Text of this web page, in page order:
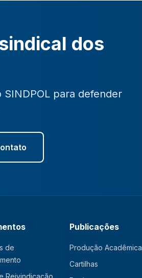
dos
para defender
de
Reivindicação
Publicações
Produção Acadêmica
Cartilhas